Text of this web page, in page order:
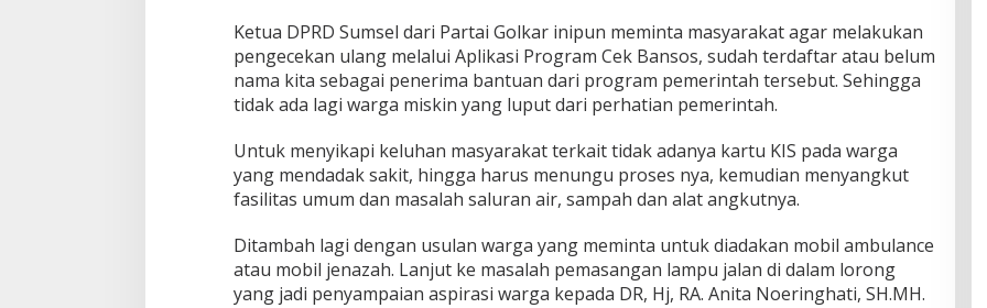
Ketua DPRD Sumsel dari Partai Golkar inipun meminta masyarakat agar melakukan
pengecekan ulang melalui Aplikasi Program Cek Bansos, sudah terdaftar atau belum
nama kita sebagai penerima bantuan dari program pemerintah tersebut. Sehingga
tidak ada lagi warga miskin yang luput dari perhatian pemerintah.
Untuk menyikapi keluhan masyarakat terkait tidak adanya kartu KIS pada warga
yang mendadak sakit, hingga harus menungu proses nya, kemudian menyangkut
fasilitas umum dan masalah saluran air, sampah dan alat angkutnya.
Ditambah lagi dengan usulan warga yang meminta untuk diadakan mobil ambulance
atau mobil jenazah. Lanjut ke masalah pemasangan lampu jalan di dalam lorong
yang jadi penyampaian aspirasi warga kepada DR, Hj, RA. Anita Noeringhati, SH.MH.